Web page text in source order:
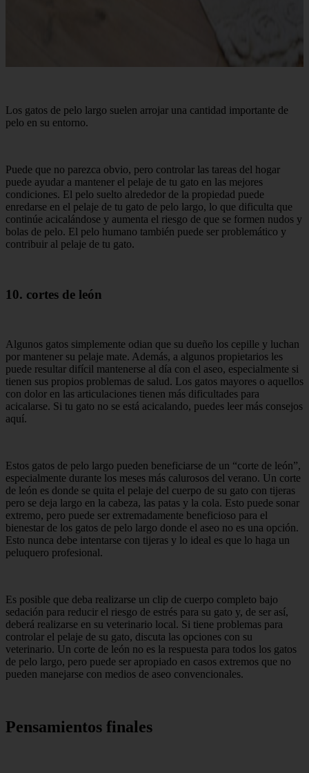
Los gatos de pelo largo suelen arrojar una cantidad importante de
pelo en su entorno.
Puede que no parezca obvio, pero controlar las tareas del hogar
puede ayudar a mantener el pelaje de tu gato en las mejores
condiciones. El pelo suelto alrededor de la propiedad puede
enredarse en el pelaje de tu gato de pelo largo, lo que dificulta que
continúe acicalándose y aumenta el riesgo de que se formen nudos y
bolas de pelo. El pelo humano también puede ser problemático y
contribuir al pelaje de tu gato.
10. cortes de león
Algunos gatos simplemente odian que su dueño los cepille y luchan
por mantener su pelaje mate. Además, a algunos propietarios les
puede resultar difícil mantenerse al día con el aseo, especialmente si
tienen sus propios problemas de salud. Los gatos mayores o aquellos
con dolor en las articulaciones tienen más dificultades para
acicalarse. Si tu gato no se está acicalando, puedes leer más consejos
aquí.
Estos gatos de pelo largo pueden beneficiarse de un “corte de león”,
especialmente durante los meses más calurosos del verano. Un corte
de león es donde se quita el pelaje del cuerpo de su gato con tijeras
pero se deja largo en la cabeza, las patas y la cola. Esto puede sonar
extremo, pero puede ser extremadamente beneficioso para el
bienestar de los gatos de pelo largo donde el aseo no es una opción.
Esto nunca debe intentarse con tijeras y lo ideal es que lo haga un
peluquero profesional.
Es posible que deba realizarse un clip de cuerpo completo bajo
sedación para reducir el riesgo de estrés para su gato y, de ser así,
deberá realizarse en su veterinario local. Si tiene problemas para
controlar el pelaje de su gato, discuta las opciones con su
veterinario. Un corte de león no es la respuesta para todos los gatos
de pelo largo, pero puede ser apropiado en casos extremos que no
pueden manejarse con medios de aseo convencionales.
Pensamientos finales